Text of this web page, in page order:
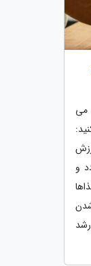
می
و